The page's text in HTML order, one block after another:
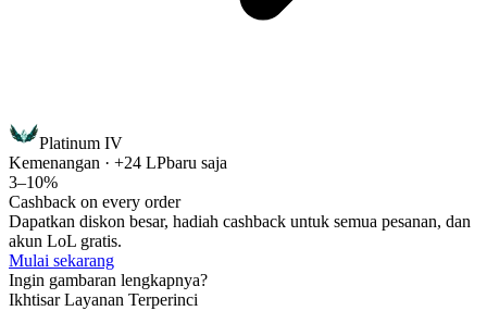
Platinum IV
Kemenangan · +24 LPbaru saja
3–10%
Cashback on every order
Dapatkan diskon besar, hadiah cashback untuk semua pesanan, dan
akun LoL gratis.
Mulai sekarang
Ingin gambaran lengkapnya?
Ikhtisar Layanan Terperinci